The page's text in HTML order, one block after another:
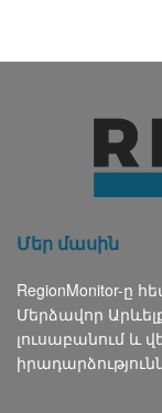
Մեր մասին
RegionMonitor-ը
Մերձավոր
լուսաբանում և